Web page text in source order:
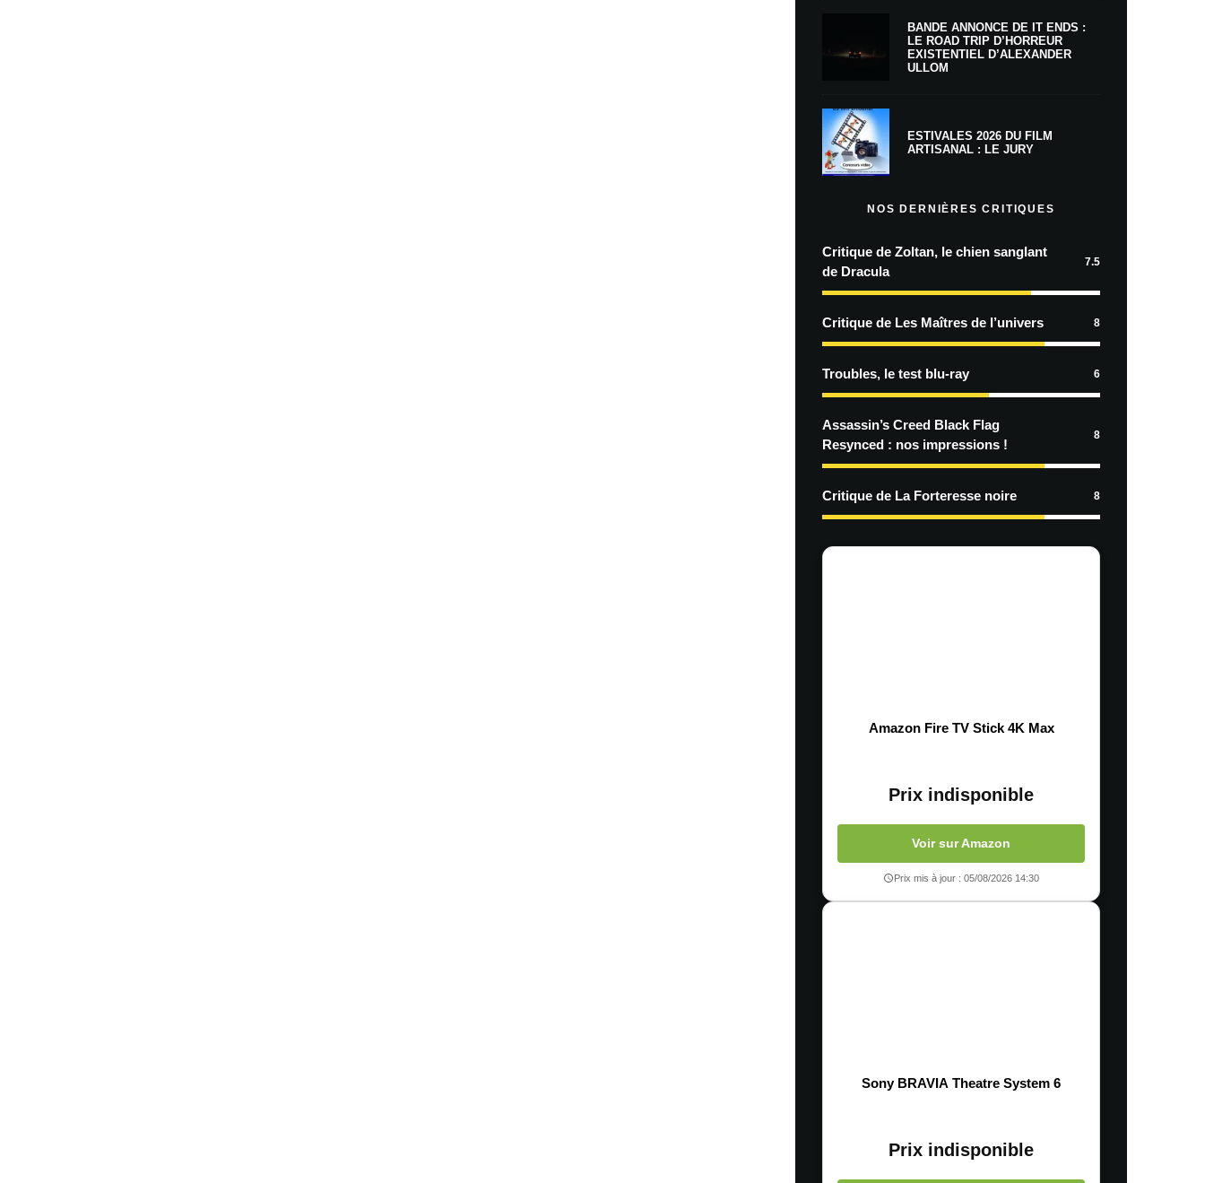
BANDE ANNONCE DE IT ENDS :
LE ROAD TRIP D’HORREUR
EXISTENTIEL D’ALEXANDER
ULLOM
ESTIVALES 2026 DU FILM
ARTISANAL : LE JURY
NOS DERNIÈRES CRITIQUES
Critique de Zoltan, le chien sanglant
de Dracula
7.5
Critique de Les Maîtres de l’univers 8
Troubles, le test blu-ray 6
Assassin’s Creed Black Flag
Resynced : nos impressions !
8
Critique de La Forteresse noire 8
Amazon Fire TV Stick 4K Max
Prix indisponible
Voir sur Amazon
Prix mis à jour : 05/08/2026 14:30
Sony BRAVIA Theatre System 6
Prix indisponible